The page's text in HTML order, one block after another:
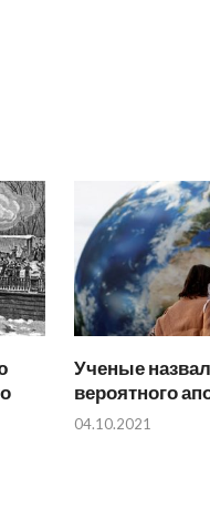
Ученые
вероятного
04.10.2021